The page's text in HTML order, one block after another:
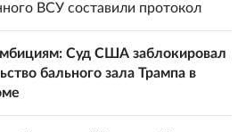
ВСУ составили протокол
Суд США заблокировал
бального зала Трампа в